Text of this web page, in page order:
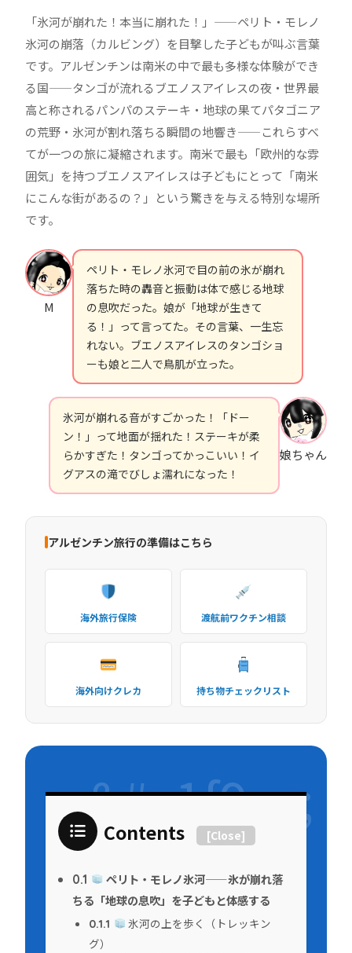
「氷河が崩れた！本当に崩れた！」——ペリト・モレノ
氷河の崩落（カルビング）を目撃した子どもが叫ぶ言葉
です。アルゼンチンは南米の中で最も多様な体験ができ
る国——タンゴが流れるブエノスアイレスの夜・世界最
高と称されるパンパのステーキ・地球の果てパタゴニア
の荒野・氷河が割れ落ちる瞬間の地響き——これらすべ
てが一つの旅に凝縮されます。南米で最も「欧州的な雰
囲気」を持つブエノスアイレスは子どもにとって「南米
にこんな街があるの？」という驚きを与える特別な場所
です。
M
ペリト・モレノ氷河で目の前の氷が崩れ
落ちた時の轟音と振動は体で感じる地球
の息吹だった。娘が「地球が生きて
る！」って言ってた。その言葉、一生忘
れない。ブエノスアイレスのタンゴショ
ーも娘と二人で鳥肌が立った。
娘ちゃん
氷河が崩れる音がすごかった！「ドー
ン！」って地面が揺れた！ステーキが柔
らかすぎた！タンゴってかっこいい！イ
グアスの滝でびしょ濡れになった！
アルゼンチン旅行の準備はこちら
海外旅行保険 渡航前ワクチン相談
海外向けクレカ 持ち物チェックリスト
Contents [Close]
0.1
ペリト・モレノ氷河——氷が崩れ落
ちる「地球の息吹」を子どもと体感する
0.1.1
氷河の上を歩く（トレッキン
グ）